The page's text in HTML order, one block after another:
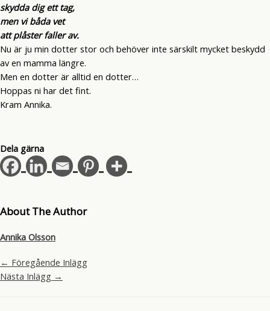
skydda dig ett tag,
men vi båda vet
att plåster faller av.
Nu är ju min dotter stor och behöver inte särskilt mycket beskydd
av en mamma längre.
Men en dotter är alltid en dotter…
Hoppas ni har det fint.
Kram Annika.
Dela gärna
About The Author
Annika Olsson
← Föregående Inlägg
Nästa Inlägg →